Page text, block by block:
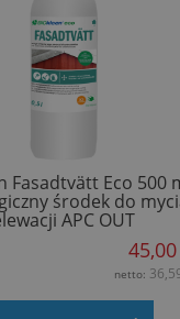
Fasadtvätt Eco 500
środek do
APC OUT
45,00
netto: